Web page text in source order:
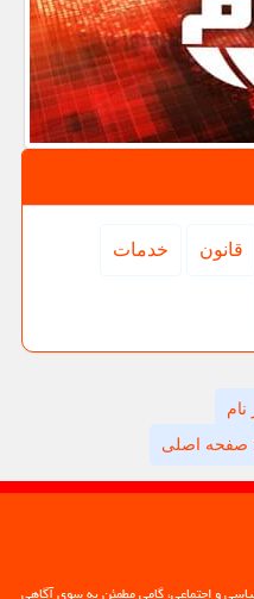
قانون خدمات
نام
صفحه اصلی